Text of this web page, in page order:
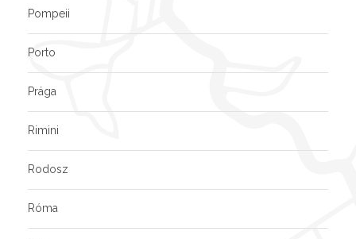
Pompeii
Porto
Prága
Rimini
Rodosz
Róma